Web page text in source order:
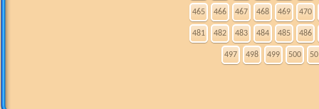
465 466 467 468 469 470
481 482 483 484 485 486
497 498 499 500